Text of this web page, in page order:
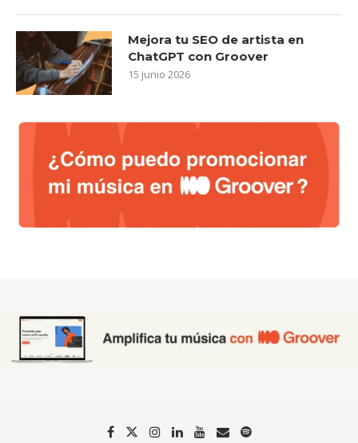
Mejora tu SEO de artista en
ChatGPT con Groover
15 junio 2026